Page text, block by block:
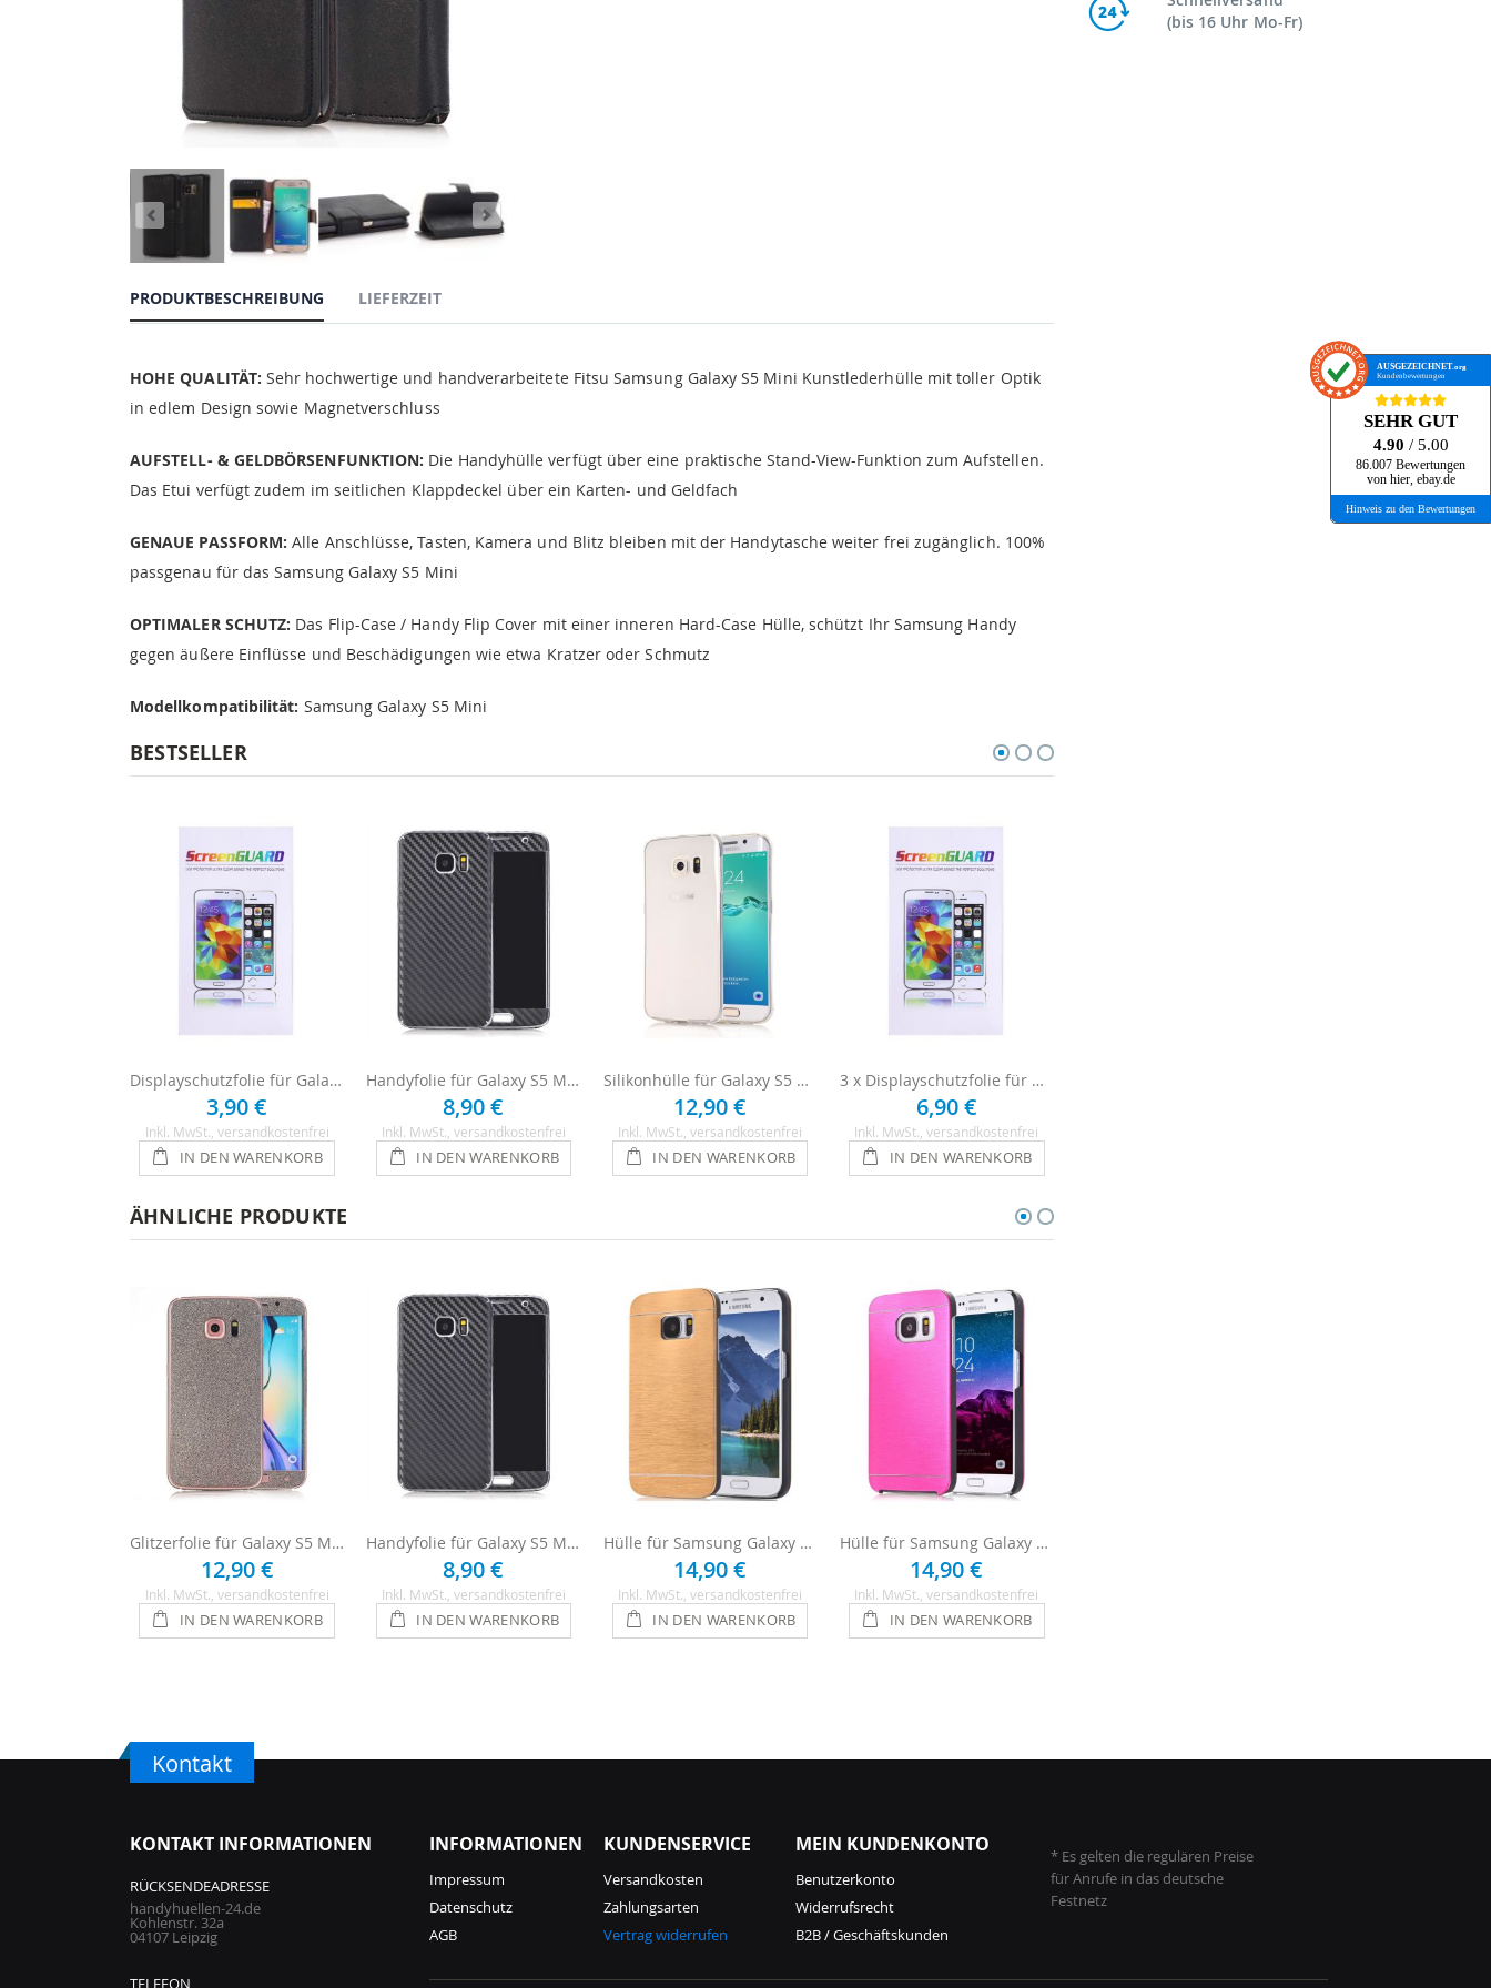
PRODUKTBESCHREIBUNG
HOHE QUALITÄT: Sehr hochwertige und handverarbeitete Fitsu Samsung Galaxy S5 Mini Kunstlederhülle mit toller Optik
in edlem Design sowie Magnetverschluss
AUFSTELL- & GELDBÖRSENFUNKTION: Die Handyhülle verfügt über eine praktische Stand-View-Funktion zum Aufstellen.
Das Etui verfügt zudem im seitlichen Klappdeckel über ein Karten- und Geldfach
GENAUE PASSFORM: Alle Anschlüsse, Tasten, Kamera und Blitz bleiben mit der Handytasche weiter frei zugänglich. 100%
passgenau für das Samsung Galaxy S5 Mini
OPTIMALER SCHUTZ: Das Flip-Case / Handy Flip Cover mit einer inneren Hard-Case Hülle, schützt Ihr Samsung Handy
gegen äußere Einflüsse und Beschädigungen wie etwa Kratzer oder Schmutz
Modellkompatibilität: Samsung Galaxy S5 Mini
LIEFERZEIT
BESTSELLER
Displayschutzfolie für Galaxy S5 Mini
3,90 €
Inkl. MwSt. , versandkostenfrei
IN DEN WARENKORB
Handyfolie für Galaxy S5 Mini - Carbon
8,90 €
Inkl. MwSt. , versandkostenfrei
IN DEN WARENKORB
Silikonhülle für Galaxy S5 Mini - Transparent
12,90 €
Inkl. MwSt. , versandkostenfrei
IN DEN WARENKORB
3 x Displayschutzfolie für Galaxy S5 Mini
6,90 €
Inkl. MwSt. , versandkostenfrei
IN DEN WARENKORB
ÄHNLICHE PRODUKTE
Glitzerfolie für Galaxy S5 Mini - Anthrazit
12,90 €
Inkl. MwSt. , versandkostenfrei
IN DEN WARENKORB
Handyfolie für Galaxy S5 Mini - Carbon
8,90 €
Inkl. MwSt. , versandkostenfrei
IN DEN WARENKORB
Hülle für Samsung Galaxy S5 Mini - Gold
14,90 €
Inkl. MwSt. , versandkostenfrei
IN DEN WARENKORB
Hülle für Samsung Galaxy S5 Mini - Pink
14,90 €
Inkl. MwSt. , versandkostenfrei
IN DEN WARENKORB
(bis 16 Uhr Mo-Fr)
Kontakt
KONTAKT INFORMATIONEN
RÜCKSENDEADRESSE
handyhuellen-24.de
Kohlenstr. 32a
04107 Leipzig
TELEFON
INFORMATIONEN
Impressum
Datenschutz
AGB
KUNDENSERVICE
Versandkosten
Zahlungsarten
Vertrag widerrufen
MEIN KUNDENKONTO
Benutzerkonto
Widerrufsrecht
B2B / Geschäftskunden
* Es gelten die regulären Preise
für Anrufe in das deutsche
Festnetz
AUSGEZEICHNET.org
Kundenbewertungen
SEHR GUT
4.90 / 5.00
86.007 Bewertungen
von hier, ebay.de
Hinweis zu den Bewertungen